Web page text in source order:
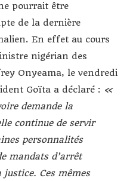
pourrait être
de la dernière
En effet au cours
nigérian des
Onyeama, le vendredi
Goïta a déclaré : «
demande la
continue de servir
personnalités
mandats d’arrêt
Ces mêmes